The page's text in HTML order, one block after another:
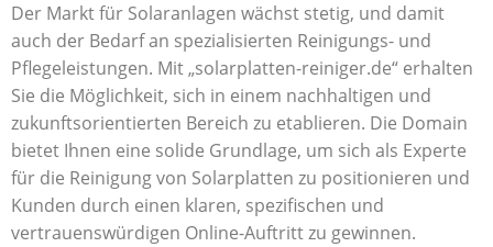
Der Markt für Solaranlagen wächst stetig, und damit
auch der Bedarf an spezialisierten Reinigungs- und
Pflegeleistungen. Mit „solarplatten-reiniger.de“ erhalten
Sie die Möglichkeit, sich in einem nachhaltigen und
zukunftsorientierten Bereich zu etablieren. Die Domain
bietet Ihnen eine solide Grundlage, um sich als Experte
für die Reinigung von Solarplatten zu positionieren und
Kunden durch einen klaren, spezifischen und
vertrauenswürdigen Online-Auftritt zu gewinnen.